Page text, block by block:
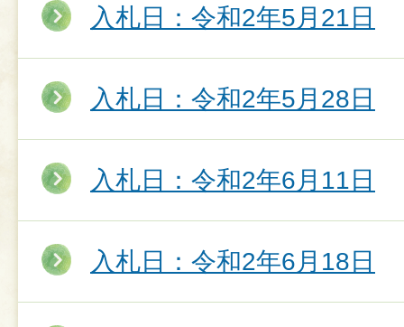
入札日：令和2年5月21日
入札日：令和2年5月28日
入札日：令和2年6月11日
入札日：令和2年6月18日